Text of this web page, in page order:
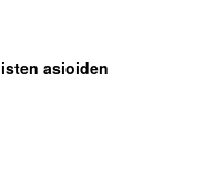
asioiden